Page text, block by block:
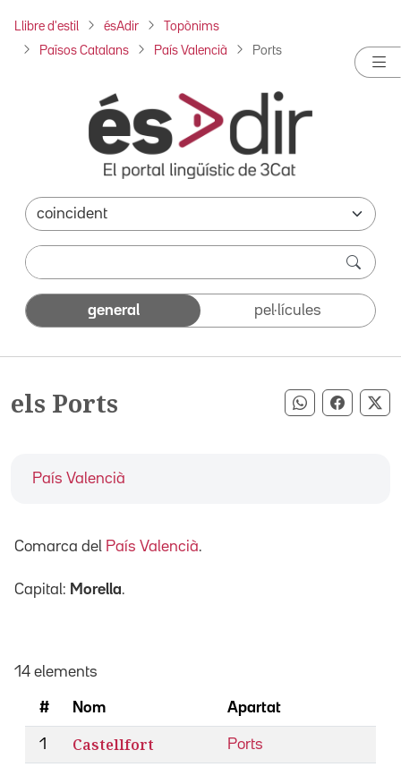
Llibre d'estil ésAdir Topònims
Països Catalans País Valencià Ports
general pel·lícules
els Ports Compartir
País Valencià
Comarca del País Valencià.
Capital: Morella.
14 elements
# Nom Apartat
1 Castellfort Ports